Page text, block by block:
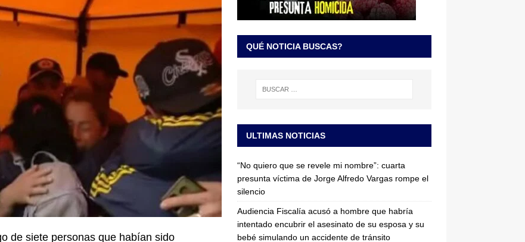
de la banda presidencial que portará Abelardo De La
de un sastre colombiano reconocido en el mundo LO
de siete personas que habían sido
QUÉ NOTICIA BUSCAS?
ULTIMAS NOTICIAS
“No quiero que se revele mi nombre”: cuarta
presunta víctima de Jorge Alfredo Vargas rompe el
silencio
Audiencia Fiscalía acusó a hombre que habría
intentado encubrir el asesinato de su esposa y su
bebé simulando un accidente de tránsito